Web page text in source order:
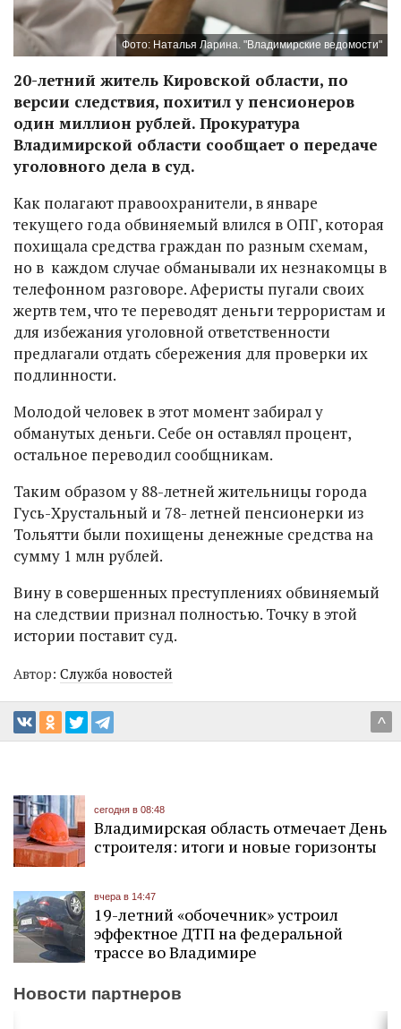
Фото: Наталья Ларина. "Владимирские ведомости"
20-летний житель Кировской области, по
версии следствия, похитил у пенсионеров
один миллион рублей. Прокуратура
Владимирской области сообщает о передаче
уголовного дела в суд.
Как полагают правоохранители, в январе
текущего года обвиняемый влился в ОПГ, которая
похищала средства граждан по разным схемам,
но в каждом случае обманывали их незнакомцы в
телефонном разговоре. Аферисты пугали своих
жертв тем, что те переводят деньги террористам и
для избежания уголовной ответственности
предлагали отдать сбережения для проверки их
подлинности.
Молодой человек в этот момент забирал у
обманутых деньги. Себе он оставлял процент,
остальное переводил сообщникам.
Таким образом у 88-летней жительницы города
Гусь-Хрустальный и 78- летней пенсионерки из
Тольятти были похищены денежные средства на
сумму 1 млн рублей.
Вину в совершенных преступлениях обвиняемый
на следствии признал полностью. Точку в этой
истории поставит суд.
Автор: Служба новостей
^
сегодня в 08:48
Владимирская область отмечает День
строителя: итоги и новые горизонты
вчера в 14:47
19-летний «обочечник» устроил
эффектное ДТП на федеральной
трассе во Владимире
Новости партнеров